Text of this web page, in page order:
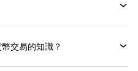
交易的知識？